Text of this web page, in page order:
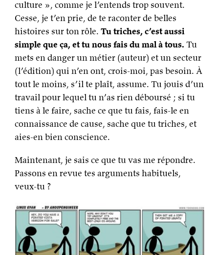
culture », comme je l’entends trop souvent.
Cesse, je t’en prie, de te raconter de belles
histoires sur ton rôle. Tu triches, c’est aussi
simple que ça, et tu nous fais du mal à tous. Tu
mets en danger un métier (auteur) et un secteur
(l’édition) qui n’en ont, crois-moi, pas besoin. À
tout le moins, s’il te plaît, assume. Tu jouis d’un
travail pour lequel tu n’as rien déboursé ; si tu
tiens à le faire, sache ce que tu fais, fais-le en
connaissance de cause, sache que tu triches, et
aies-en bien conscience.
Maintenant, je sais ce que tu vas me répondre.
Passons en revue tes arguments habituels,
veux-tu ?